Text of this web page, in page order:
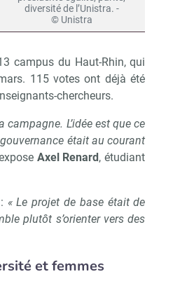
diversité de l’Unistra. -
© Unistra
campus du Haut-Rhin, qui
115 votes ont déjà été
chercheurs.
L’idée est que ce
était au courant
Axel Renard, étudiant
« Le projet de base était de
plutôt s’orienter vers des
et femmes